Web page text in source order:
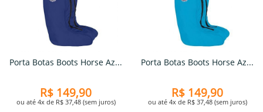
Porta Botas Boots Horse Az...
R$ 149,90
ou até 4x de R$ 37,48 (sem juros)
Porta Botas Boots Horse Az...
R$ 149,90
ou até 4x de R$ 37,48 (sem juros)